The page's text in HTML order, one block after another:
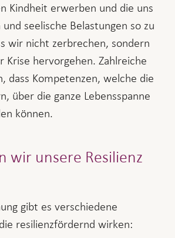
Kindheit erwerben und die uns
seelische Belastungen so zu
wir nicht zerbrechen, sondern
Krise hervorgehen. Zahlreiche
dass Kompetenzen, welche die
über die ganze Lebensspanne
können.
wir unsere Resilienz
gibt es verschiedene
resilienzfördernd wirken: